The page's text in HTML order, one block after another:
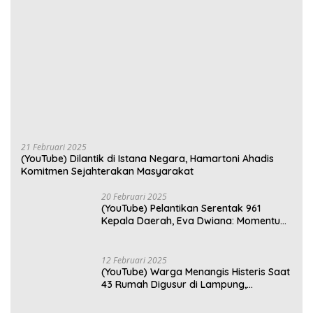
21 Februari 2025
(YouTube) Dilantik di Istana Negara, Hamartoni Ahadis
Komitmen Sejahterakan Masyarakat
20 Februari 2025
(YouTube) Pelantikan Serentak 961
Kepala Daerah, Eva Dwiana: Momentum
12 Februari 2025
(YouTube) Warga Menangis Histeris Saat
43 Rumah Digusur di Lampung,